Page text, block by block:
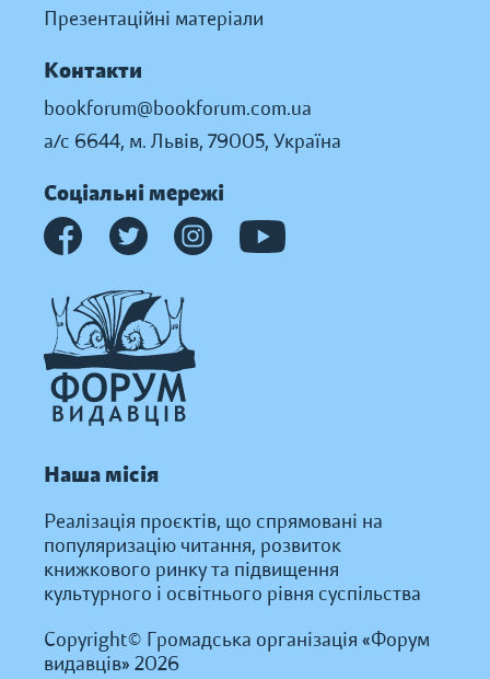
Презентаційні матеріали
Контакти
bookforum@bookforum.com.ua
а/с 6644, м. Львів, 79005, Україна
Соціальні мережі
Наша місія
Реалізація проєктів, що спрямовані на
популяризацію читання, розвиток
книжкового ринку та підвищення
культурного і освітнього рівня суспільства
Copyright© Громадська організація «Форум
видавців» 2026